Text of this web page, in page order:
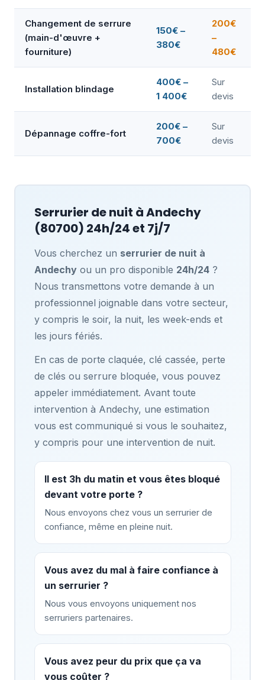
Changement de serrure
(main-d'œuvre +
fourniture)
150€ –
380€
200€
–
480€
Installation blindage
400€ –
1 400€
Sur
devis
Dépannage coffre-fort
200€ –
700€
Sur
devis
Serrurier de nuit àAndechy
(80700) 24h/24 et 7j/7
Vous cherchez un serrurier de nuit à
Andechyou un pro disponible 24h/24?
Nous transmettons votre demande à un
professionnel joignable dans votre secteur,
y compris le soir, la nuit, les week-ends et
les jours fériés.
En cas de porte claquée, clé cassée, perte
de clés ou serrure bloquée, vous pouvez
appeler immédiatement. Avant toute
intervention à Andechy, une estimation
vous est communiqué si vous le souhaitez,
y compris pour une intervention de nuit.
Il est 3h du matin et vous êtes bloqué
devant votre porte ?
Nous envoyons chez vous un serrurier de
confiance, même en pleine nuit.
Vous avez du mal à faire confiance à
un serrurier ?
Nous vous envoyons uniquement nos
serruriers partenaires.
Vous avez peur du prix que ça va
vous coûter ?